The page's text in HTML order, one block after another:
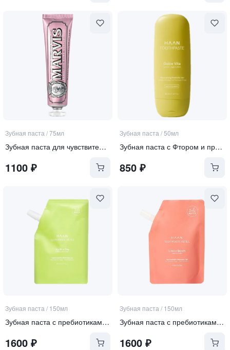
Зубная паста /75мл
Зубная паста для чувствительных десен
1100 ₽
Зубная паста /50мл
Зубная паста с Фтором и пребиотиками "Лимон, шалфей и мята"
850₽
Зубная паста / 150мл
Зубная паста с пребиотиками "Яблоко и мята" в рефилле
1600 ₽
Зубная паста / 150мл
Зубная паста с пребиотиками "Душистый чай и мята" в рефилле
1600₽